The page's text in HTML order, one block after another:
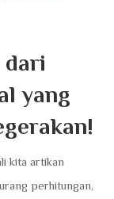
dari
yang
kita artikan
perhitungan,